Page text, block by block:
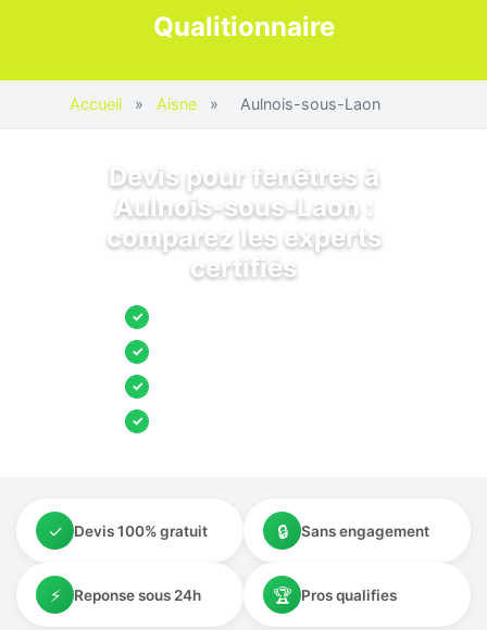
Qualitionnaire
Accueil » Aisne » Aulnois-sous-Laon
Devis pour fenêtres à
Aulnois-sous-Laon :
comparez les experts
certifiés
✓
✓
✓
✓
✓ Devis 100% gratuit 🔒 Sans engagement
⚡ Reponse sous 24h 🏆 Pros qualifies